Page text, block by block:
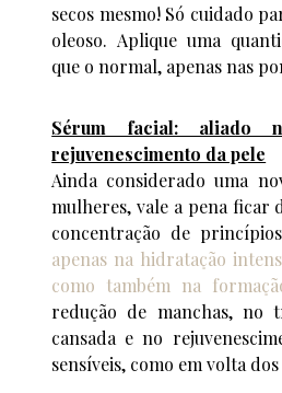
secos mesmo! Só cuidado
oleoso. Aplique uma
que o normal, apenas nas
Sérum facial: aliado
rejuvenescimento da pele
Ainda considerado uma
mulheres, vale a pena ficar
concentração de
apenas na hidratação
como também na
redução de manchas, no
cansada e no
sensíveis, como em volta